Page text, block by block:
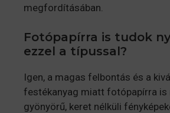
megfordításában.
Fotópapírra is tudok
ezzel a típussal?
Igen, a magas felbontás és a
festékanyag miatt fotópapírra
gyönyörű, keret nélküli